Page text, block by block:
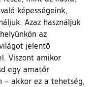
képességeink,
Azaz használjuk
az
jelentő
Viszont amikor
egy amatőr
– akkor ez a tehetség,